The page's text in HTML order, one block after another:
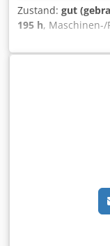
Zustand: gut
195 h,
x 52 cm, Alcolor-
und
wassergekühlte